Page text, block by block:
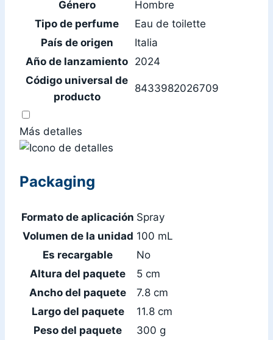
Género
Hombre
Tipo de perfume
Eau de toilette
País de origen
Italia
Año de lanzamiento 2024
Código universal de
producto
8433982026709
Más detalles
Packaging
Formato de aplicación Spray
Volumen de la unidad 100 mL
Es recargable
No
Altura del paquete
5 cm
Ancho del paquete
7.8 cm
Largo del paquete
11.8 cm
Peso del paquete
300 g